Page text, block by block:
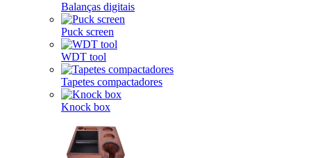
Balanças digitais
Puck screen
WDT tool
Tapetes compactadores
Knock box